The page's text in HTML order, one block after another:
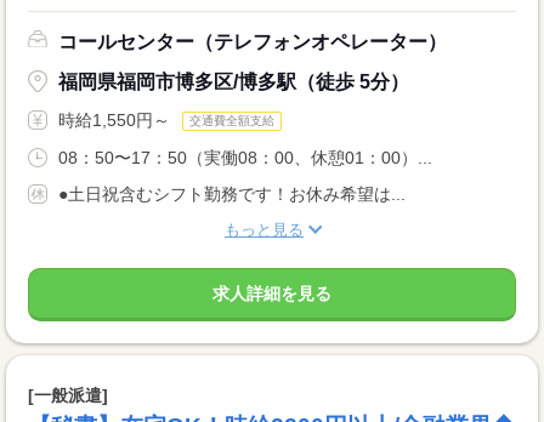
コールセンター（テレフォンオペレーター）
福岡県福岡市博多区/博多駅（徒歩 5分）
時給1,550円～ 交通費全額支給
08：50〜17：50（実働08：00、休憩01：00）...
●土日祝含むシフト勤務です！お休み希望は...
もっと見る
求人詳細を見る
[一般派遣]